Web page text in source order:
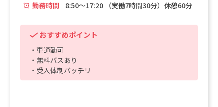
勤務時間 8:50～17:20 （実働7時間30分）休憩60分
おすすめポイント
・車通勤可
・無料バスあり
・受入体制バッチリ